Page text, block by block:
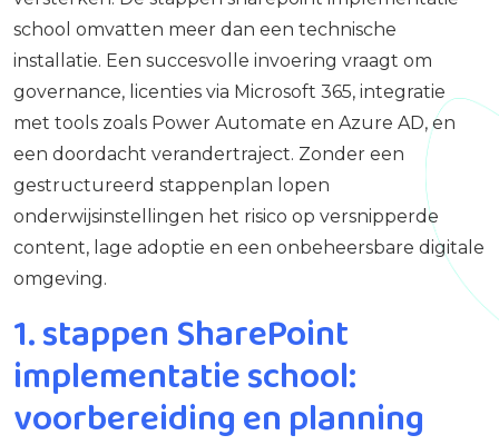
school omvatten meer dan een technische
installatie. Een succesvolle invoering vraagt om
governance, licenties via Microsoft 365, integratie
met tools zoals Power Automate en Azure AD, en
een doordacht verandertraject. Zonder een
gestructureerd stappenplan lopen
onderwijsinstellingen het risico op versnipperde
content, lage adoptie en een onbeheersbare digitale
omgeving.
1. stappen SharePoint
implementatie school:
voorbereiding en planning